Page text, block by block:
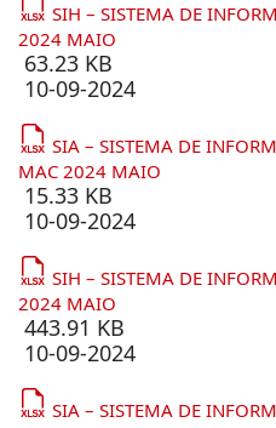
SIH – SISTEMA DE
2024 MAIO
63.23 KB
10-09-2024
SIA – SISTEMA DE
MAC 2024 MAIO
15.33 KB
10-09-2024
SIH – SISTEMA DE
2024 MAIO
443.91 KB
10-09-2024
SIA – SISTEMA DE